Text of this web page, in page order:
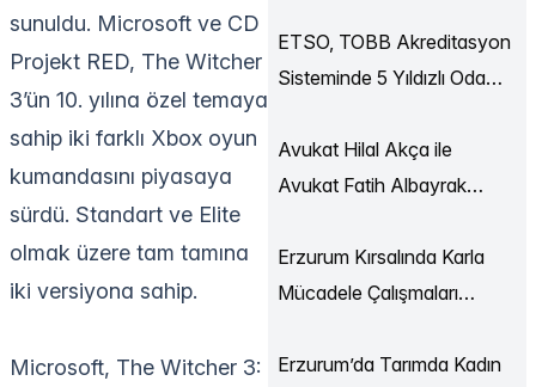
sunuldu. Microsoft ve CD
Projekt RED, The Witcher
3’ün 10. yılına özel temaya
sahip iki farklı Xbox oyun
kumandasını piyasaya
sürdü. Standart ve Elite
olmak üzere tam tamına
iki versiyona sahip.
Microsoft, The Witcher 3:
ETSO, TOBB Akreditasyon
Sisteminde 5 Yıldızlı Oda
Avukat Hilal Akça ile
Avukat Fatih Albayrak
Erzurum Kırsalında Karla
Mücadele Çalışmaları
Erzurum’da Tarımda Kadın